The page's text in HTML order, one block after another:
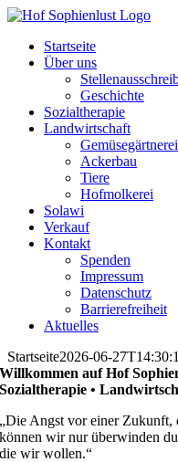
Skip
contentStartseite
Über uns
Geschichte
Sozialtherapie
Landwirtschaft
Gemüsegärtnerei
Ackerbau
Tiere
Hofmolkerei
Solawi
Verkauf
Kontakt
Spenden
Impressum
Datenschutz
Barrierefreiheit
Aktuelles
Startseite2026-06-
Willkommen auf Hof
Sozialtherapie •
„Die Angst vor einer Zukunft,
können wir nur überwinden
die wir wollen.“